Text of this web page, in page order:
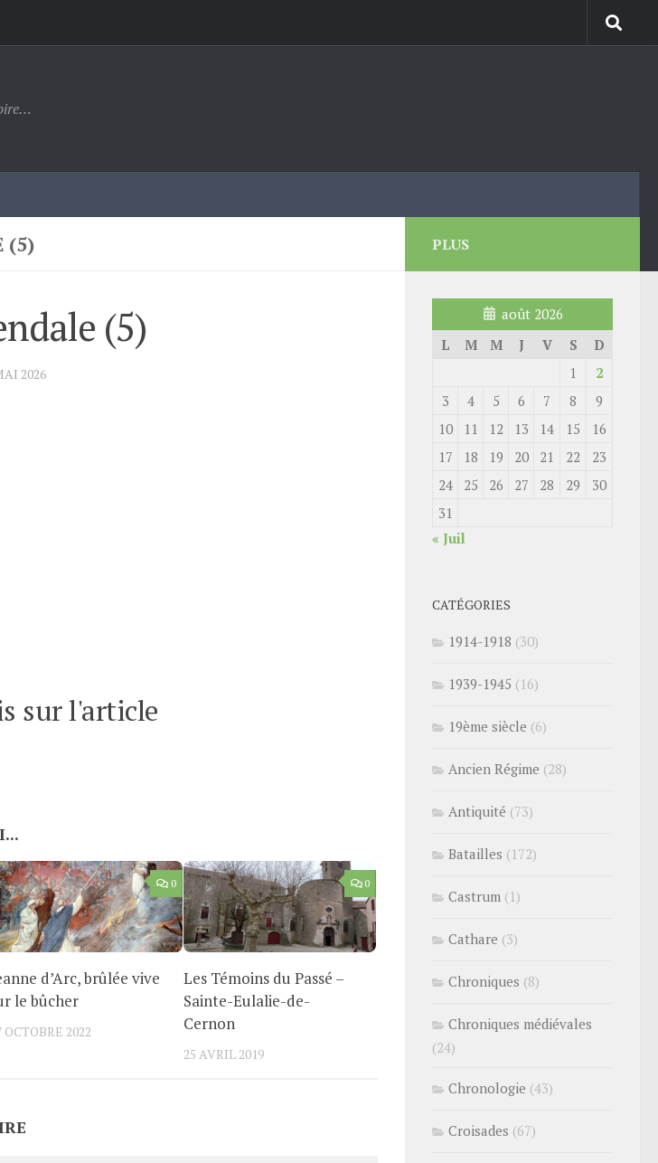
(5)
(5)
2026
sur l'article
0
d’Arc, brûlée vive
le bûcher
OCTOBRE 2022
0
Les Témoins du Passé –
Sainte-Eulalie-de-
Cernon
25 AVRIL 2019
PLUS
août 2026
L
M M J V S
D
1
2
3
4 5 6 7 8
9
10
11 12 13 14 15
16
17
18 19 20 21 22
23
24
25 26 27 28 29
30
31
« Juil
CATÉGORIES
1914-1918 (30)
1939-1945 (16)
19ème siècle (6)
Ancien Régime (28)
Antiquité (73)
Batailles (172)
Castrum (1)
Cathare (3)
Chroniques (8)
Chroniques médiévales
(24)
Chronologie (43)
Croisades (67)